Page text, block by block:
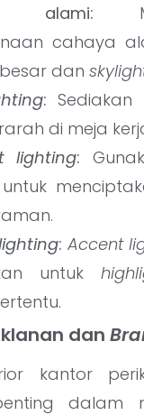
alami:
cahaya
dan
: Sediakan
di meja
lighting:
untuk
: Accent
untuk
dan
kantor
dalam